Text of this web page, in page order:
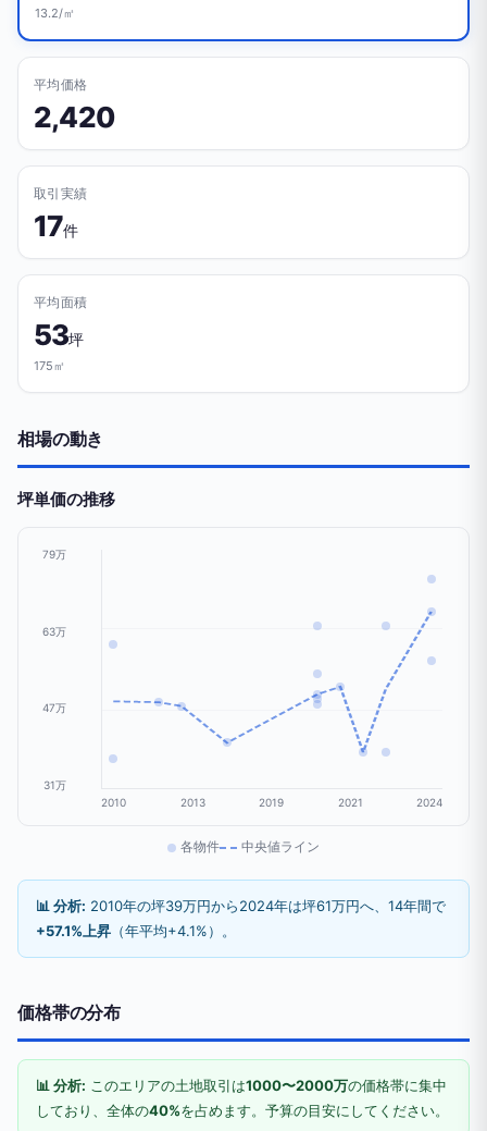
13.2/㎡
平均価格
2,420
取引実績
17件
平均面積
53坪
175㎡
相場の動き
坪単価の推移
79万
63万
47万
31万
2010
2013 2019 2021 2024
各物件 中央値ライン
📊 分析: 2010年の坪39万円から2024年は坪61万円へ、14年間で
+57.1%上昇 （年平均+4.1%）。
価格帯の分布
📊 分析: このエリアの土地取引は1000〜2000万の価格帯に集中
しており、全体の40%を占めます。予算の目安にしてください。